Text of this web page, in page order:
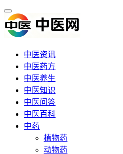
中医资讯
中医药方
中医养生
中医知识
中医问答
中医百科
中药
植物药
动物药